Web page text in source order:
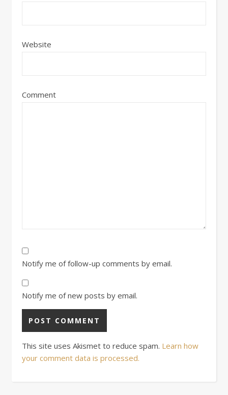
Website
Comment
Notify me of follow-up comments by email.
Notify me of new posts by email.
This site uses Akismet to reduce spam. Learn how
your comment data is processed.